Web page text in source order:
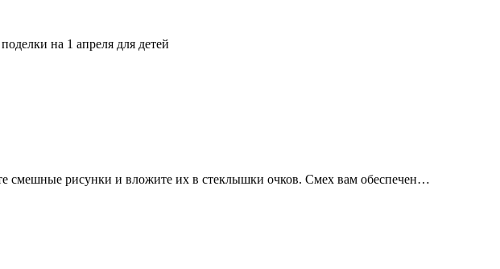
на 1 апреля для детей
смешные рисунки и вложите их в стеклышки очков. Смех вам обеспечен…